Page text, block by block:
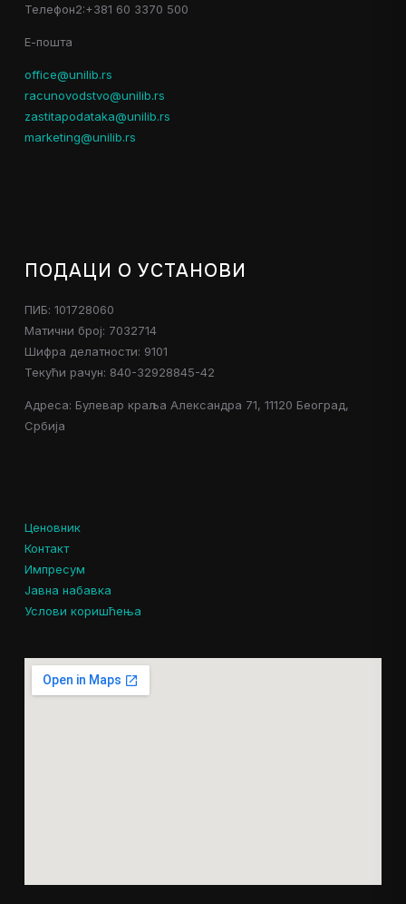
Телефон2:+381 60 3370 500
Е-пошта
office@unilib.rs
racunovodstvo@unilib.rs
zastitapodataka@unilib.rs
marketing@unilib.rs
ПОДАЦИ О УСТАНОВИ
ПИБ: 101728060
Матични број: 7032714
Шифра делатности: 9101
Текући рачун: 840-32928845-42
Адреса: Булевар краља Александра 71, 11120 Београд,
Србија
Ценовник
Контакт
Импресум
Јавна набавка
Услови коришћења